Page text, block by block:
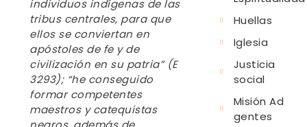
individuos indígenas de las
tribus centrales, para que
ellos se conviertan en
apóstoles de fe y de
civilización en su patria” (E
3293); “he conseguido
formar competentes
maestros y catequistas
Huellas
Iglesia
Justicia
social
Misión Ad
gentes